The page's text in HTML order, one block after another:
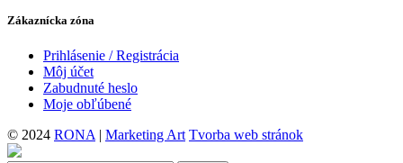
Zákaznícka zóna
Prihlásenie / Registrácia
Môj účet
Zabudnuté heslo
Moje obľúbené
© 2024 RONA | Marketing Art Tvorba web stránok